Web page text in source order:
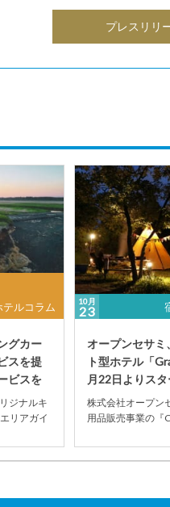
プレスリリ
テルコラム
グカー
スを提
ビスを
ジナルキ
リアガイ
10月
23
オープンセサミ
ト型ホテル「
月22日よりスタ
株式会社オープン
用品販売事業の『
設「G...